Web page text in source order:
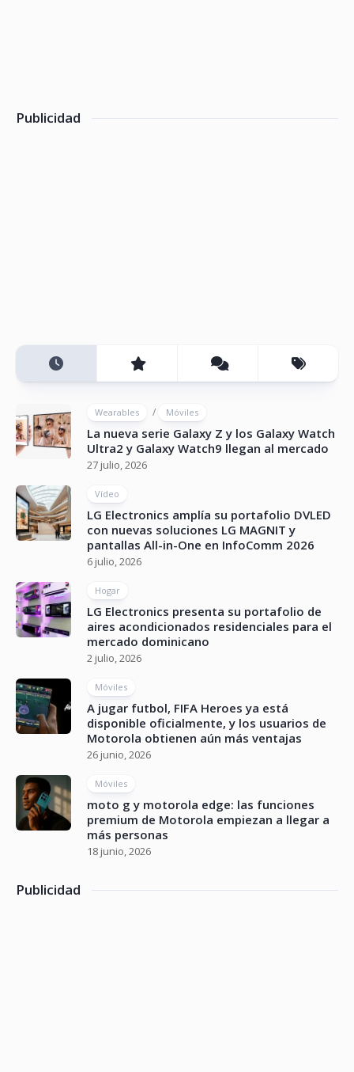
Publicidad
Wearables / Móviles
La nueva serie Galaxy Z y los Galaxy Watch
Ultra2 y Galaxy Watch9 llegan al mercado
27 julio, 2026
Vídeo
LG Electronics amplía su portafolio DVLED
con nuevas soluciones LG MAGNIT y
pantallas All-in-One en InfoComm 2026
6 julio, 2026
Hogar
LG Electronics presenta su portafolio de
aires acondicionados residenciales para el
mercado dominicano
2 julio, 2026
Móviles
A jugar futbol, FIFA Heroes ya está
disponible oficialmente, y los usuarios de
Motorola obtienen aún más ventajas
26 junio, 2026
Móviles
moto g y motorola edge: las funciones
premium de Motorola empiezan a llegar a
más personas
18 junio, 2026
Publicidad